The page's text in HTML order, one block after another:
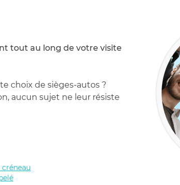
tout au long de votre visite
choix de sièges-autos ?
aucun sujet ne leur résiste